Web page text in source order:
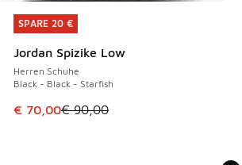
SPARE 20 €
Jordan Spizike Low
Herren Schuhe
Black - Black - Starfish
Dieser Artikel ist im Sale. Der Preis
€ 70,00€ 90,00
SPARE 20 €